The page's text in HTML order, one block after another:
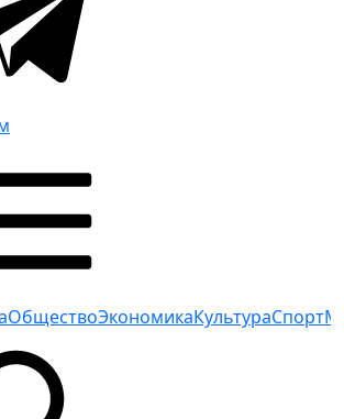
ОбществоЭкономикаКультураСпорт